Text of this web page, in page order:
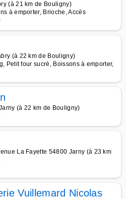
(à 21 km de Bouligny)
à emporter, Brioche, Accès
(à 22 km de Bouligny)
Petit four sucré, Boissons à emporter,
(à 22 km de Bouligny)
La Fayette 54800 Jarny (à 23 km
Vuillemard Nicolas